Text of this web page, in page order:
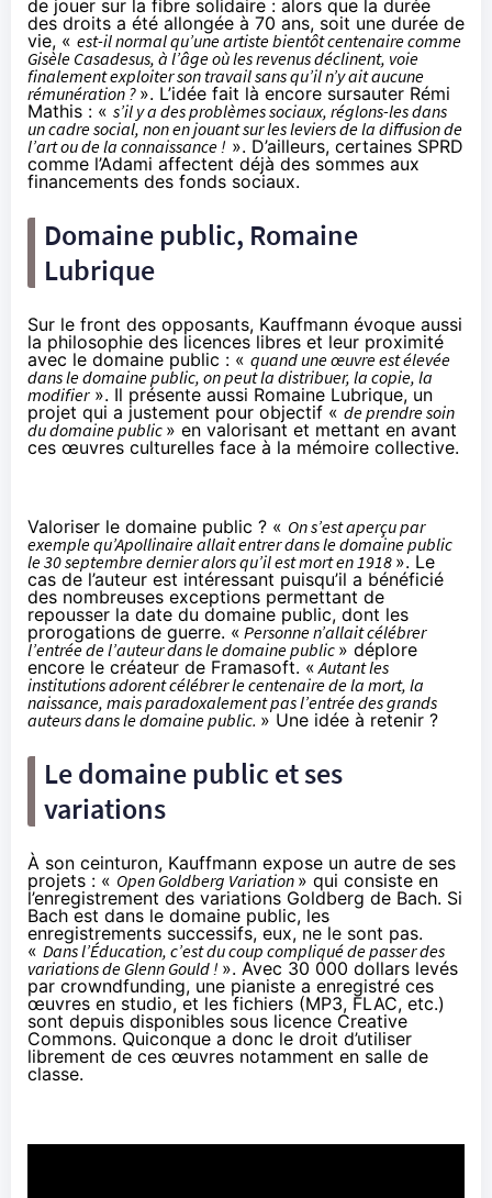
de jouer sur la fibre solidaire : alors que la durée
des droits a été allongée à 70 ans, soit une durée de
vie, « est-il normal qu’une artiste bientôt centenaire comme
Gisèle Casadesus, à l’âge où les revenus déclinent, voie
finalement exploiter son travail sans qu’il n’y ait aucune
rémunération ? ». L’idée fait là encore sursauter Rémi
Mathis : « s’il y a des problèmes sociaux, réglons-les dans
un cadre social, non en jouant sur les leviers de la diffusion de
l’art ou de la connaissance ! ». D’ailleurs, certaines SPRD
comme l’Adami affectent déjà des sommes aux
financements des fonds sociaux.
Domaine public, Romaine
Lubrique
Sur le front des opposants, Kauffmann évoque aussi
la philosophie des licences libres et leur proximité
avec le domaine public : « quand une œuvre est élevée
dans le domaine public, on peut la distribuer, la copie, la
modifier». Il présente aussi Romaine Lubrique, un
projet qui a justement pour objectif « de prendre soin
du domaine public » en valorisant et mettant en avant
ces œuvres culturelles face à la mémoire collective.
Valoriser le domaine public ? « On s’est aperçu par
exemple qu’Apollinaire allait entrer dans le domaine public
le 30 septembre dernier alors qu’il est mort en 1918 ». Le
cas de l’auteur est intéressant puisqu’il a bénéficié
des nombreuses exceptions permettant de
repousser la date du domaine public, dont les
prorogations de guerre. « Personne n’allait célébrer
l’entrée de l’auteur dans le domaine public » déplore
encore le créateur de Framasoft. «Autant les
institutions adorent célébrer le centenaire de la mort, la
naissance, mais paradoxalement pas l’entrée des grands
auteurs dans le domaine public. » Une idée à retenir ?
Le domaine public et ses
variations
À son ceinturon, Kauffmann expose un autre de ses
projets : « Open Goldberg Variation » qui consiste en
l’enregistrement des variations Goldberg de Bach. Si
Bach est dans le domaine public, les
enregistrements successifs, eux, ne le sont pas.
« Dans l’Éducation, c’est du coup compliqué de passer des
variations de Glenn Gould ! ». Avec 30 000 dollars levés
par crowndfunding, une pianiste a enregistré ces
œuvres en studio, et les fichiers (MP3, FLAC, etc.)
sont depuis disponibles sous licence Creative
Commons. Quiconque a donc le droit d’utiliser
librement de ces œuvres notamment en salle de
classe.